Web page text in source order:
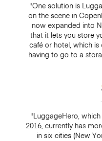
"One solution is
on the scene in
now expanded into
that it lets you store
café or hotel, which
having to go to a
"LuggageHero,
2016, currently has
in six cities (New